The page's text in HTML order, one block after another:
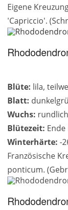
Eigene
'Capriccio'.
Blüte: lila,
Blatt:
Wuchs:
Blütezeit: Ende
Winterhärte: -
Französische
ponticum.